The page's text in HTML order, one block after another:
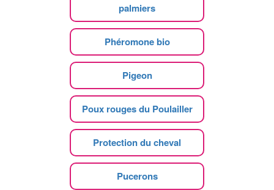
palmiers
Phéromone bio
Pigeon
Poux rouges du Poulailler
Protection du cheval
Pucerons